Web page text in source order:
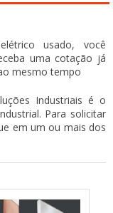
usado, você
uma cotação já
mesmo tempo
Industriais é o
Para solicitar
em um ou mais dos